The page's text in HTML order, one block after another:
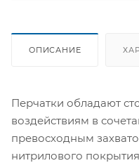
ОПИСАНИЕ
Перчатки обладают
воздействиям в
превосходным
нитрилового